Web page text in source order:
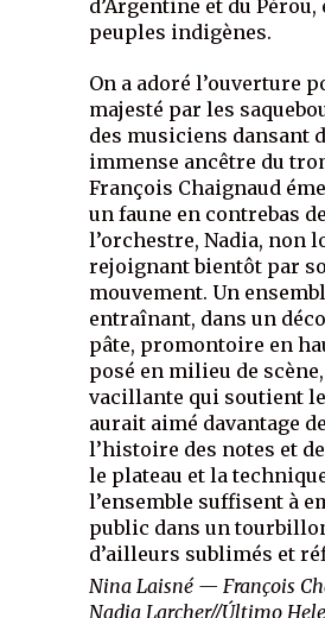
d’Argentine et du Pérou,
peuples indigènes.
On a adoré l’ouverture
majesté par les
des musiciens dansant
immense ancêtre du
François Chaignaud
un faune en contrebas de
l’orchestre, Nadia, non
rejoignant bientôt par
mouvement. Un
entraînant, dans un
pâte, promontoire en
posé en milieu de
vacillante qui soutient
aurait aimé davantage
l’histoire des notes et
le plateau et la
l’ensemble suffisent à
public dans un
d’ailleurs sublimés et
Nina Laisné — François
Nadia Larcher//Último